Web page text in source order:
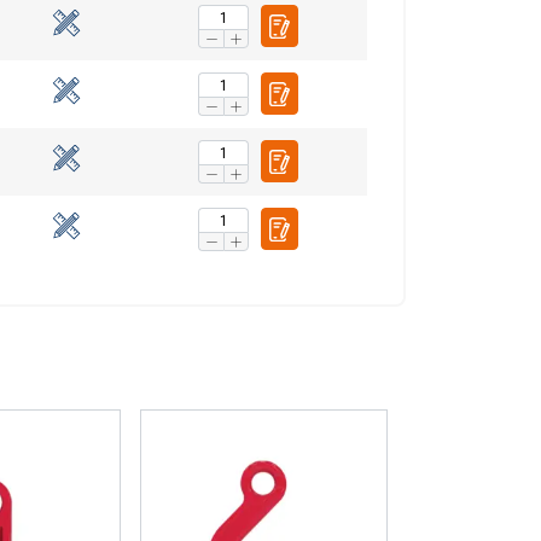
ENGLISH TRANSLATION
partneriem,
izmantojot